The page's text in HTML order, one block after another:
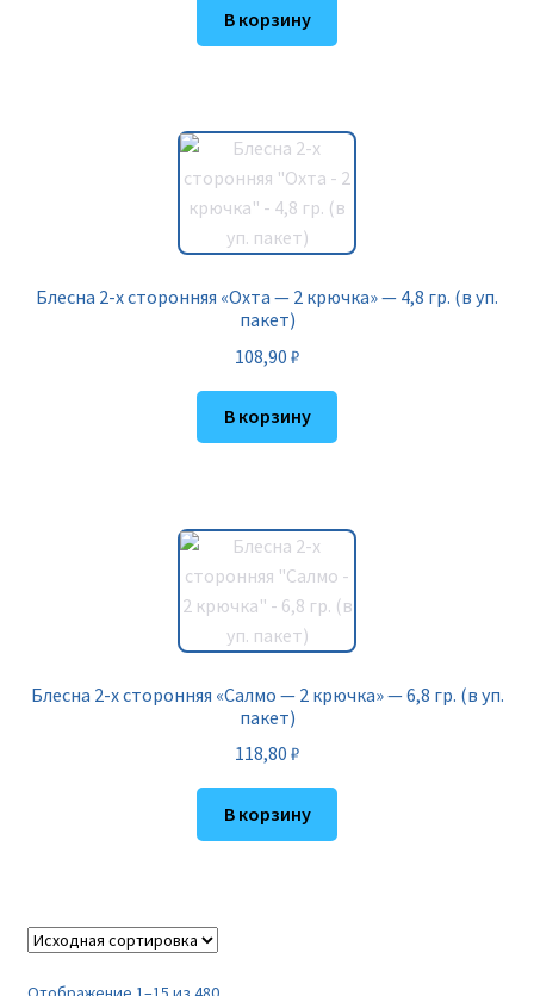
В корзину
Блесна 2-х сторонняя «Охта — 2 крючка» — 4,8 гр. (в уп.
пакет)
108,90 ₽
В корзину
Блесна 2-х сторонняя «Салмо — 2 крючка» — 6,8 гр. (в уп.
пакет)
118,80 ₽
В корзину